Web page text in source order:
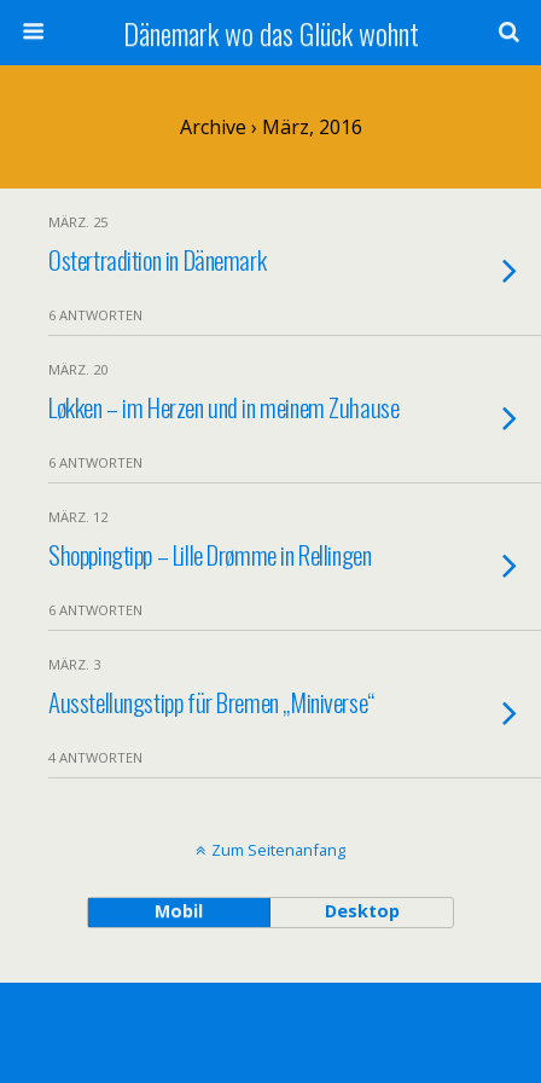
Dänemark wo das Glück wohnt
Archive › März, 2016
MÄRZ. 25
Ostertradition in Dänemark
6 ANTWORTEN
MÄRZ. 20
Løkken – im Herzen und in meinem Zuhause
6 ANTWORTEN
MÄRZ. 12
Shoppingtipp – Lille Drømme in Rellingen
6 ANTWORTEN
MÄRZ. 3
Ausstellungstipp für Bremen „Miniverse“
4 ANTWORTEN
Zum Seitenanfang
Mobil Desktop